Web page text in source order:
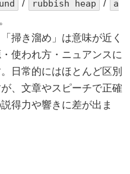
/ rubbish heap /
a
掃き溜め」は意味が近く
使われ方・ニュアンスに
日常的にはほとんど区別
、文章やスピーチで正確
得力や響きに差が出ま